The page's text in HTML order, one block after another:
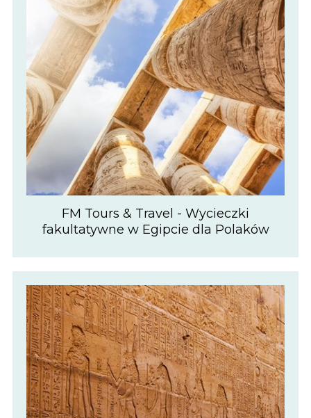
FM Tours & Travel - Wycieczki
fakultatywne w Egipcie dla Polaków